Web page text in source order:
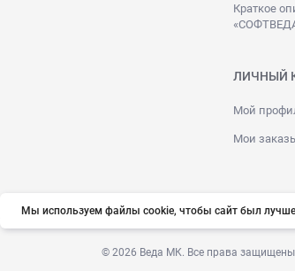
Краткое
ЛИЧНЫЙ
Мой
Мои
© 2026 Веда МК. Все права защищены
Мы используем файлы cookie, чтобы сайт был